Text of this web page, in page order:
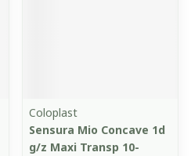
Coloplast
Sensura Mio Concave 1d
g/z Maxi Transp 10-